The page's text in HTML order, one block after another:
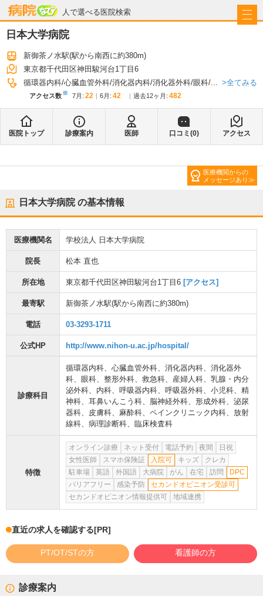
人で選べる医院検索
病院なび
日本大学病院
新御茶ノ水駅(駅から南西に約380m)
東京都千代田区神田駿河台1丁目6
循環器内科 心臓血管外科 消化器内科 消化器外科 眼科 ... 全てみる
アクセス数※ 7月 : 22 6月 : 42 過去12ヶ月: 482
医院トップ 診療案内 医師 口コミ(0) アクセス
医療機関からの
メッセージあり
日本大学病院の基本情報
医療機関名 学校法人 日本大学病院
院長 松本 直也
所在地 東京都千代田区神田駿河台1丁目6 [アクセス]
最寄駅 新御茶ノ水駅(駅から南西に約380m)
電話 03-3293-1711
公式HP http://www.nihon-u.ac.jp/hospital/
診療科目
循環器内科、 心臓血管外科、 消化器内科、 消化器外
科、 眼科、 整形外科、 救急科、 産婦人科、 乳腺・内分
泌外科、 内科、 呼吸器内科、 呼吸器外科、 小児科、 精
神科、 耳鼻いんこう科、 脳神経外科、 形成外科、 泌尿
器科、 皮膚科、 麻酔科、 ペインクリニック内科、 放射
線科、 病理診断科、 臨床検査科
特徴
オンライン診療 ネット受付 電話予約 夜間
日祝
女性医師
スマホ保険証 入院可 キッズ
クレカ
駐車場
英語 外国語 大病院 がん 在宅 訪問
DPC
バリアフリー
感染予防
セカンドオピニオン受診可
セカンドオピニオン情報提供可
地域連携
直近の求人を確認する[PR]
PT/OT/STの方 看護師の方
診療案内